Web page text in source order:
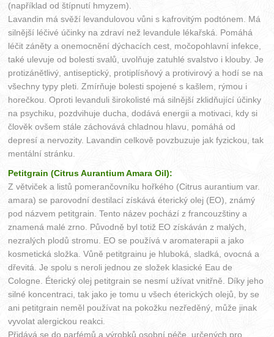
(například od štípnutí hmyzem).
Lavandin má svěží levandulovou vůni s kafrovitým podtónem. Má
silnější léčivé účinky na zdraví než levandule lékařská. Pomáhá
léčit záněty a onemocnění dýchacích cest, močopohlavní infekce,
také ulevuje od bolesti svalů, uvolňuje zatuhlé svalstvo i klouby. Je
protizánětlivý, antiseptický, protiplísňový a protivirový a hodí se na
všechny typy pleti. Zmírňuje bolesti spojené s kašlem, rýmou i
horečkou. Oproti levanduli širokolisté má silnější zklidňující účinky
na psychiku, pozdvihuje ducha, dodává energii a motivaci, kdy si
člověk ovšem stále záchovává chladnou hlavu, pomáhá od
depresí a nervozity. Lavandin celkově povzbuzuje jak fyzickou, tak
mentální stránku.
Petitgrain (Citrus Aurantium Amara Oil):
Z větviček a listů pomerančovníku hořkého (Citrus aurantium var.
amara) se parovodní destilací získává éterický olej (EO), známý
pod názvem petitgrain. Tento název pochází z francouzštiny a
znamená malé zrno. Původně byl totiž EO získáván z malých,
nezralých plodů stromu. EO se používá v aromaterapii a jako
kosmetická složka. Vůně petitgrainu je hluboká, sladká, ovocná a
dřevitá. Je spolu s neroli jednou ze složek klasické Eau de
Cologne. Éterický olej petitgrain se nesmí užívat vnitřně. Díky jeho
silné koncentraci, tak jako je tomu u všech éterických olejů, by se
ani petitgrain neměl používat na pokožku nezředěný, může jinak
vyvolat alergickou reakci.
Přidává se do parfémů a výrobků osobní péče, určených pro